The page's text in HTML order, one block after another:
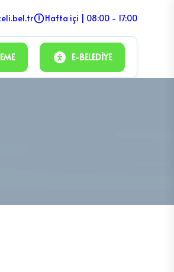
Hafta içi | 08:00 - 17:00
E-BELEDIYE